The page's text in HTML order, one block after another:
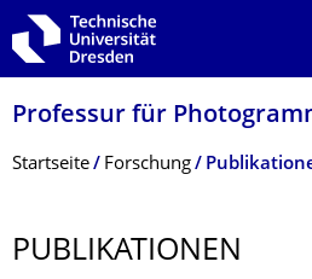
Zur Hauptnavigation springen
Zur Suche springen
Zum Inhalt springen
Professur für
Breadcrumb-Menü
Startseite Forschung
PUBLIKATIONEN